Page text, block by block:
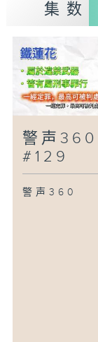
集数
警声360
#129
警声360